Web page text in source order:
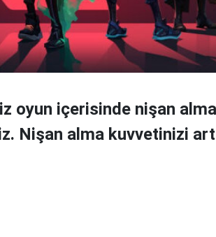
oyun içerisinde nişan
Nişan alma kuvvetinizi